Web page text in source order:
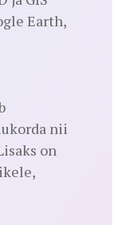
Earth,
nii
on